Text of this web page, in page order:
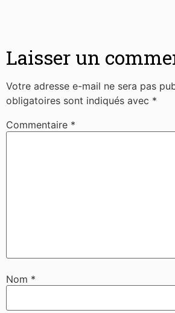
Laisser un
Votre adresse e-mail ne sera pas
obligatoires sont indiqués avec *
Commentaire *
Nom *